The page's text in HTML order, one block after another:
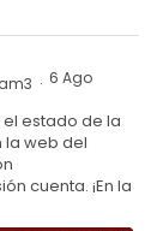
· 6 Ago
estado de la
la web del
cuenta. ¡En la